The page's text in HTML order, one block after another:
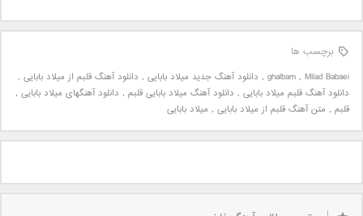
برچسب ها
ghalbam , Milad Babaei
, دانلود آهنگ جدید میلاد بابایی , دانلود آهنگ قلبم از میلاد بابایی ,
دانلود آهنگ قلبم میلاد بابایی , دانلود آهنگ میلاد بابایی قلبم , دانلود آهنگهای میلاد بابایی ,
قلبم , متن آهنگ قلبم از میلاد بابایی , میلاد بابایی